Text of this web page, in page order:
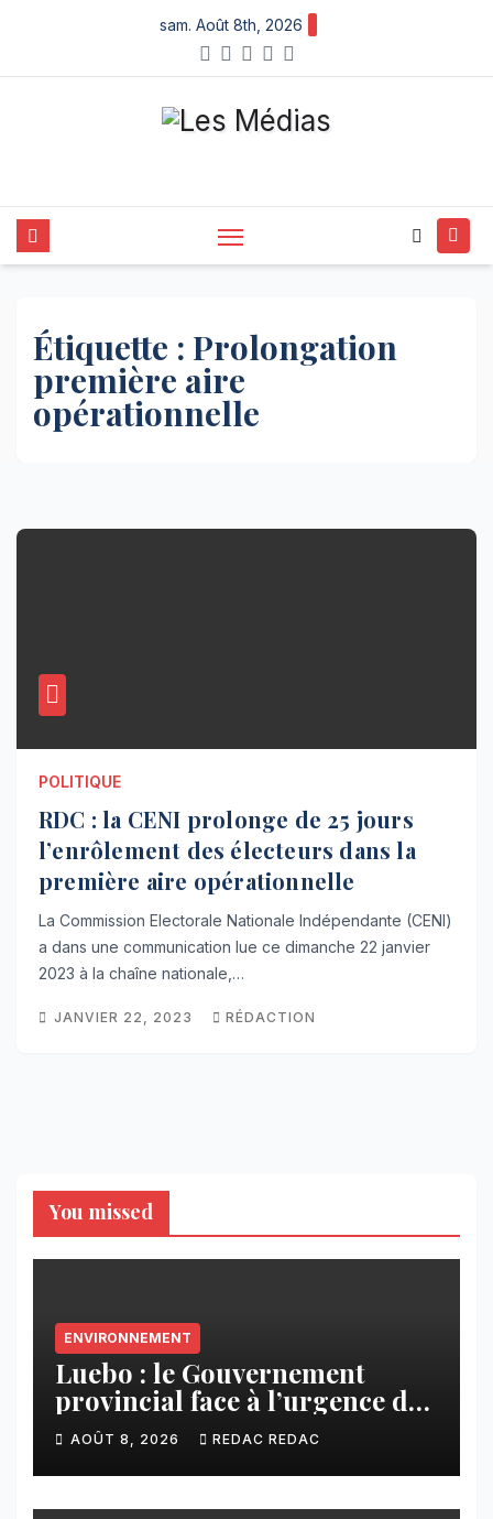
content
sam. Août 8th, 2026
Étiquette : Prolongation
première aire
opérationnelle
POLITIQUE
RDC : la CENI prolonge de 25 jours
l’enrôlement des électeurs dans la
première aire opérationnelle
La Commission Electorale Nationale Indépendante (CENI)
a dans une communication lue ce dimanche 22 janvier
2023 à la chaîne nationale,…
JANVIER 22, 2023 RÉDACTION
You missed
ENVIRONNEMENT
Luebo : le Gouvernement
provincial face à l’urgence des
érosions qui menacent la cité
AOÛT 8, 2026 REDAC REDAC